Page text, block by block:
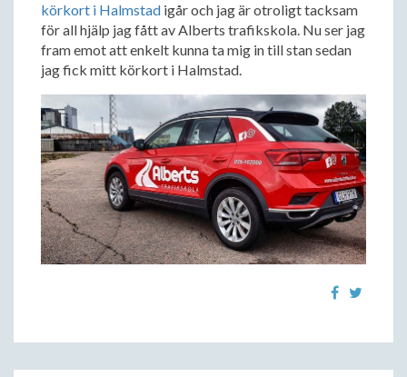
körkort i Halmstad igår och jag är otroligt tacksam
för all hjälp jag fått av Alberts trafikskola. Nu ser jag
fram emot att enkelt kunna ta mig in till stan sedan
jag fick mitt körkort i Halmstad.